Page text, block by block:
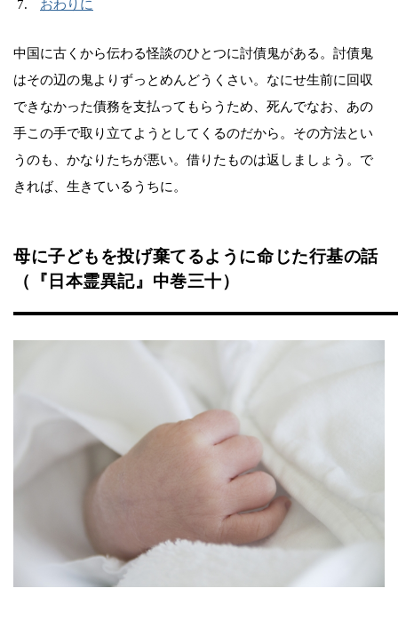
おわりに
中国に古くから伝わる怪談のひとつに討債鬼がある。討債鬼
はその辺の鬼よりずっとめんどうくさい。なにせ生前に回収
できなかった債務を支払ってもらうため、死んでなお、あの
手この手で取り立てようとしてくるのだから。その方法とい
うのも、かなりたちが悪い。借りたものは返しましょう。で
きれば、生きているうちに。
母に子どもを投げ棄てるように命じた行基の話
（『日本霊異記』中巻三十）